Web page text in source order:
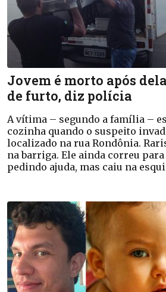
Jovem é morto após
de furto, diz polícia
A vítima – segundo a família –
cozinha quando o suspeito
localizado na rua Rondônia.
na barriga. Ele ainda correu
pedindo ajuda, mas caiu na